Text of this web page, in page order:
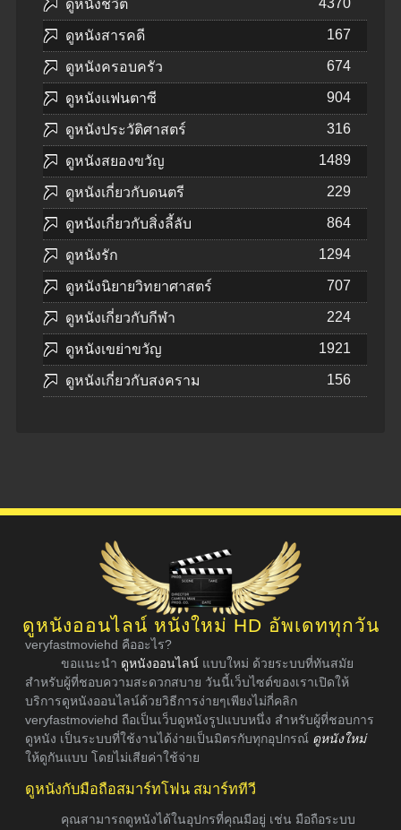
ดูหนังชีวิต 4370
ดูหนังสารคดี 167
ดูหนังครอบครัว 674
ดูหนังแฟนตาซี 904
ดูหนังประวัติศาสตร์ 316
ดูหนังสยองขวัญ 1489
ดูหนังเกี่ยวกับดนตรี 229
ดูหนังเกี่ยวกับสิ่งลี้ลับ 864
ดูหนังรัก 1294
ดูหนังนิยายวิทยาศาสตร์ 707
ดูหนังเกี่ยวกับกีฬา 224
ดูหนังเขย่าขวัญ 1921
ดูหนังเกี่ยวกับสงคราม 156
ดูหนังออนไลน์ หนังใหม่ HD อัพเดททุกวัน
veryfastmoviehd คืออะไร?
ขอแนะนำ ดูหนังออนไลน์ แบบใหม่ ด้วยระบบที่ทันสมัย
สำหรับผู้ที่ชอบความสะดวกสบาย วันนี้เว็บไซต์ของเราเปิดให้
บริการดูหนังออนไลน์ด้วยวิธีการง่ายๆเพียงไม่กี่คลิก
veryfastmoviehd ถือเป็นเว็บดูหนังรูปแบบหนึ่ง สำหรับผู้ที่ชอบการ
ดูหนัง เป็นระบบที่ใช้งานได้ง่ายเป็นมิตรกับทุกอุปกรณ์ ดูหนังใหม่
ให้ดูกันแบบ โดยไม่เสียค่าใช้จ่าย
ดูหนังกับมือถือสมาร์ทโฟน สมาร์ททีวี
คุณสามารถดูหนังได้ในอุปกรที่คุณมีอยู่ เช่น มือถือระบบ